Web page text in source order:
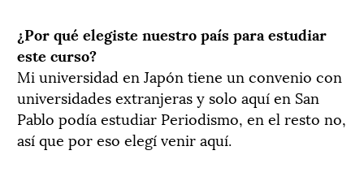
¿Por qué elegiste nuestro país para estudiar
este curso?
Mi universidad en Japón tiene un convenio con
universidades extranjeras y solo aquí en San
Pablo podía estudiar Periodismo, en el resto no,
así que por eso elegí venir aquí.